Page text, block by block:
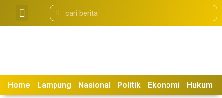
Home Lampung Nasional Politik Ekonomi Hukum